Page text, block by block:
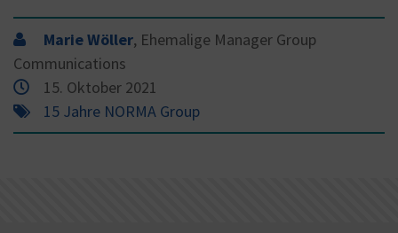
Marie Wöller, Ehemalige Manager Group
Communications
15. Oktober 2021
15 Jahre NORMA Group